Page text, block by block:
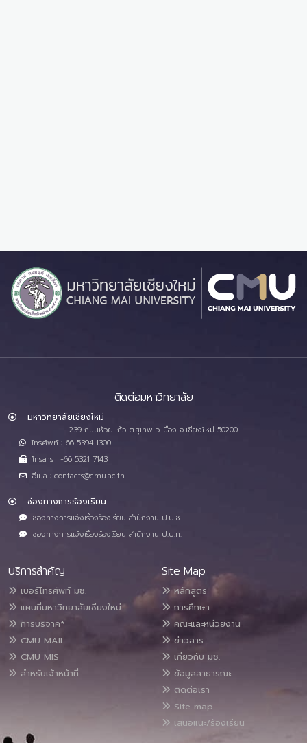
ติดต่อมหาวิทยาลัย
มหาวิทยาลัยเชียงใหม่
239 ถนนห้วยแก้ว ต.สุเทพ อ.เมือง จ.เชียงใหม่ 50200
โทรศัพท์ :+66 5394 1300
โทรสาร : +66 5321 7143
อีเมล : contacts@cmu.ac.th
ช่องทางการร้องเรียน
ช่องทางการแจ้งเรื่องร้องเรียน สำนักงาน ป.ป.ช.
ช่องทางการแจ้งเรื่องร้องเรียน สำนักงาน ป.ป.ท.
บริการสำคัญ
เบอร์โทรศัพท์ มช.
แผนที่มหาวิทยาลัยเชียงใหม่
การบริจาค*
CMU MAIL
CMU MIS
สำหรับเจ้าหน้าที่
Site Map
หลักสูตร
การศึกษา
คณะและหน่วยงาน
ข่าวสาร
เกี่ยวกับ มช.
ข้อมูลสาธารณะ
ติดต่อเรา
Site map
เสนอแนะ/ร้องเรียน